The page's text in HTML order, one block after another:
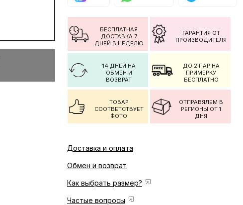
БЕСПЛАТНАЯ
ДОСТАВКА 7
ДНЕЙ В НЕДЕЛЮ
ГАРАНТИЯ ОТ
ПРОИЗВОДИТЕЛЯ
14 ДНЕЙ НА
ОБМЕН И
ВОЗВРАТ
ДО 2 ПАР НА
ПРИМЕРКУ
БЕСПЛАТНО
ТОВАР
СООТВЕТСТВУЕТ
ФОТО
ОТПРАВЯЛЕМ В
РЕГИОНЫ ОТ 1
ДНЯ
Доставка и оплата
Обмен и возврат
Как выбрать размер?
Частые вопросы